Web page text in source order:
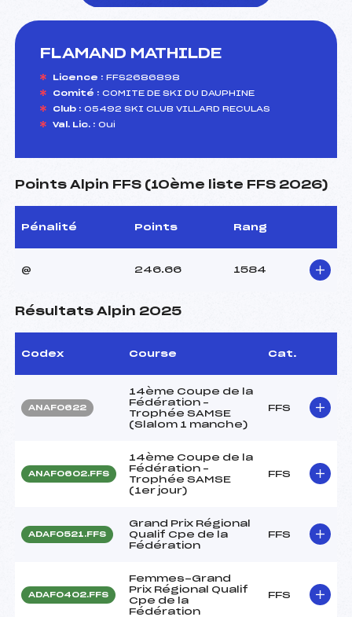
FLAMAND MATHILDE
Licence : FFS2686898
Comité : COMITE DE SKI DU DAUPHINE
Club : 05492 SKI CLUB VILLARD RECULAS
Val. Lic. : Oui
Points Alpin FFS (10ème liste FFS 2026)
Pénalité Points Rang
@ 246.66 1584
Résultats Alpin 2025
Codex Course Cat.
ANAF0622
14ème Coupe de la
Fédération –
Trophée SAMSE
(Slalom 1 manche)
FFS
ANAF0602.FFS
14ème Coupe de la
Fédération –
Trophée SAMSE
(1er jour)
FFS
ADAF0521.FFS
Grand Prix Régional
Qualif Cpe de la
Fédération
FFS
ADAF0402.FFS
Femmes-Grand
Prix Régional Qualif
Cpe de la
Fédération
FFS